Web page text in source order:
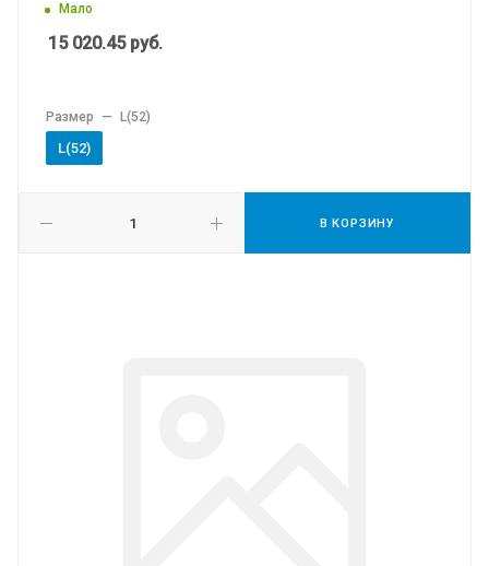
Мало
15 020.45руб.
В КОРЗИНУ
Размер — L(52)
L(52)